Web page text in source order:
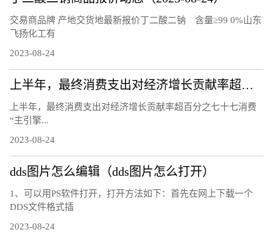
交易商品牌 产地交货地最新报价丁二酸二钠 含量≥99 0%山东
飞扬化工有
2023-08-24
上半年，最终消费支出对经济增长贡献率超百分之七十七 消费“主引擎”作用进一步凸显（经济新方位）
上半年，最终消费支出对经济增长贡献率超百分之七十七消费
“主引擎...
2023-08-24
dds图片怎么编辑（dds图片怎么打开）
1、可以用PS软件打开，打开方法如下：首先在网上下载一个
DDS文件格式插
2023-08-24